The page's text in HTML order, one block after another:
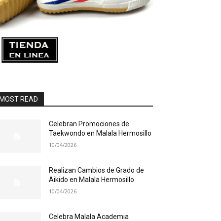
READ
Celebran Promociones de
Taekwondo en Malala Hermosillo
10/04/2026
Realizan Cambios de Grado de
Aikido en Malala Hermosillo
10/04/2026
Celebra Malala Academia